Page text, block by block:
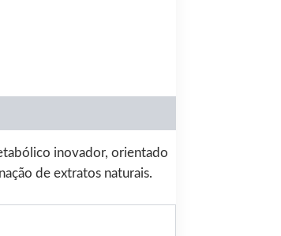
inovador, orientado
de extratos naturais.